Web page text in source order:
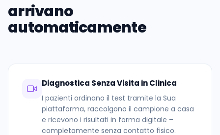
arrivano
automaticamente
Diagnostica Senza Visita in Clinica
I pazienti ordinano il test tramite la Sua
piattaforma, raccolgono il campione a casa
e ricevono i risultati in forma digitale –
completamente senza contatto fisico.